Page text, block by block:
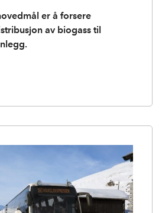
er å forsere
av biogass til